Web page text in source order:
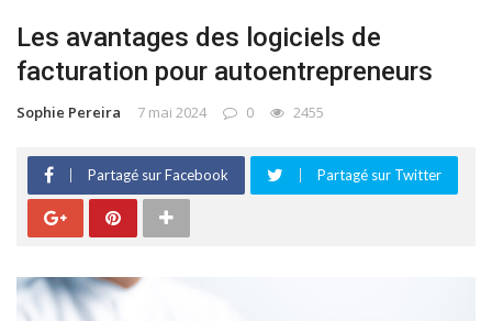
Les avantages des logiciels de
facturation pour autoentrepreneurs
Sophie Pereira 7 mai 2024 0 2455
Partagé sur Facebook Partagé sur Twitter